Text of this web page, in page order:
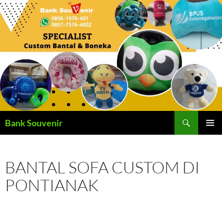
Langsung
ke
Bank Souvenir
BANTAL SOFA CUSTOM DI
PONTIANAK